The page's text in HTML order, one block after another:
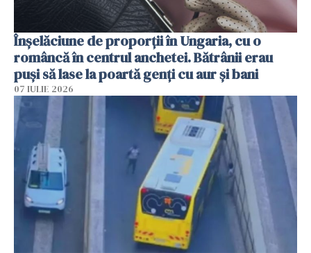
Înșelăciune de proporții în Ungaria, cu o
româncă în centrul anchetei. Bătrânii erau
puși să lase la poartă genți cu aur și bani
07 IULIE 2026